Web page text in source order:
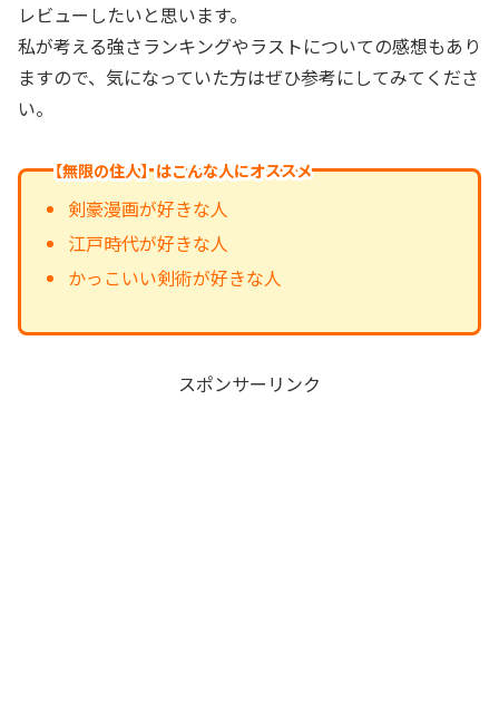
レビューしたいと思います。
私が考える強さランキングやラストについての感想もあり
ますので、気になっていた方はぜひ参考にしてみてくださ
い。
【無限の住人】はこんな人にオススメ
剣豪漫画が好きな人
江戸時代が好きな人
かっこいい剣術が好きな人
スポンサーリンク